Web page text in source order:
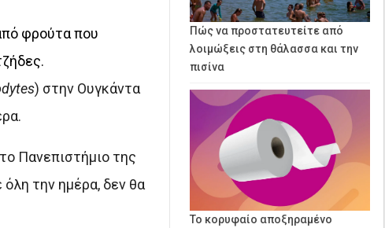
φρούτα που
) στην Ουγκάντα
Πανεπιστήμιο της
την ημέρα, δεν θα
Πώς να προστατευτείτε από
λοιμώξεις στη θάλασσα και την
πισίνα
Το κορυφαίο αποξηραμένο